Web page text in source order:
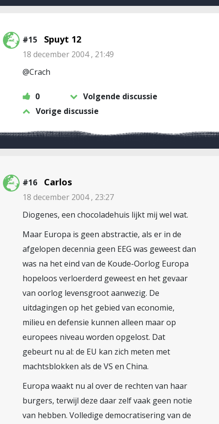
#15 Spuyt 12
18 december 2004 , 21:49
@Crach
0
Volgende discussie
Vorige discussie
#16 Carlos
18 december 2004 , 23:27
Diogenes, een chocoladehuis lijkt mij wel wat.
Maar Europa is geen abstractie, als er in de
afgelopen decennia geen EEG was geweest dan
was na het eind van de Koude-Oorlog Europa
hopeloos verloerderd geweest en het gevaar
van oorlog levensgroot aanwezig. De
uitdagingen op het gebied van economie,
milieu en defensie kunnen alleen maar op
europees niveau worden opgelost. Dat
gebeurt nu al: de EU kan zich meten met
machtsblokken als de VS en China.
Europa waakt nu al over de rechten van haar
burgers, terwijl deze daar zelf vaak geen notie
van hebben. Volledige democratisering van de